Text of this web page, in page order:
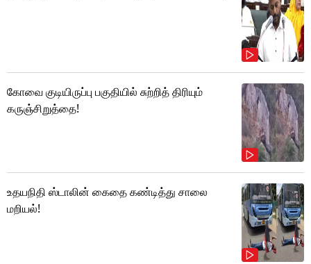
கோவை குடியிருப்பு பகுதியில் சுற்றித் திரியும்
கருஞ்சிறுத்தை!
உதயநிதி ஸ்டாலின் கைதை கண்டித்து சாலை
மறியல்!